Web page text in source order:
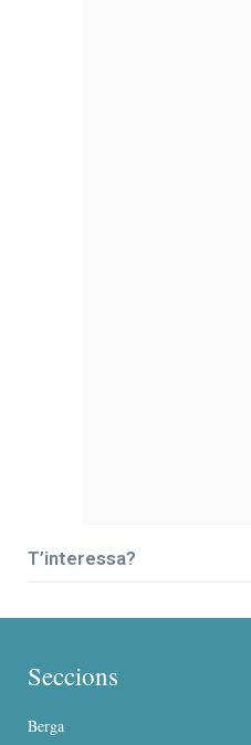
T’interessa?
Seccions
Berga